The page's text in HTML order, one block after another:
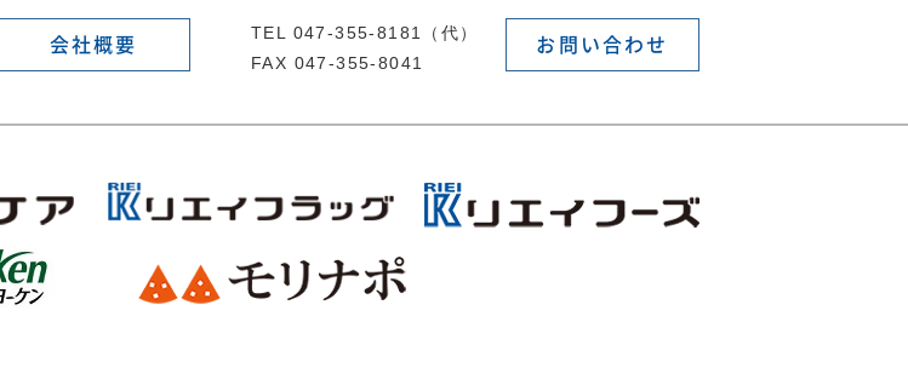
会社概要
TEL 047-355-8181（代）
FAX 047-355-8041
お問い合わせ